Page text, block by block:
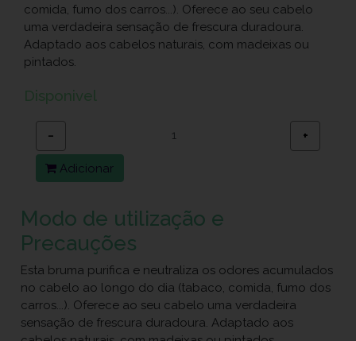
comida, fumo dos carros...). Oferece ao seu cabelo
uma verdadeira sensação de frescura duradoura.
Adaptado aos cabelos naturais, com madeixas ou
pintados.
Disponivel
− +
Adicionar
Modo de utilização e
Precauções
Esta bruma purifica e neutraliza os odores acumulados
no cabelo ao longo do dia (tabaco, comida, fumo dos
carros...). Oferece ao seu cabelo uma verdadeira
sensação de frescura duradoura. Adaptado aos